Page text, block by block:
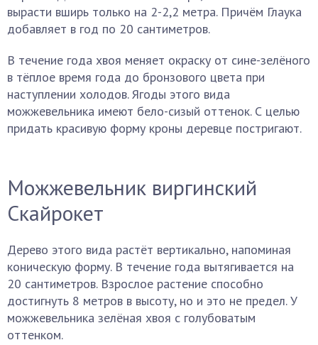
вырасти вширь только на 2-2,2 метра. Причём Глаука
добавляет в год по 20 сантиметров.
В течение года хвоя меняет окраску от сине-зелёного
в тёплое время года до бронзового цвета при
наступлении холодов. Ягоды этого вида
можжевельника имеют бело-сизый оттенок. С целью
придать красивую форму кроны деревце постригают.
Можжевельник виргинский
Скайрокет
Дерево этого вида растёт вертикально, напоминая
коническую форму. В течение года вытягивается на
20 сантиметров. Взрослое растение способно
достигнуть 8 метров в высоту, но и это не предел. У
можжевельника зелёная хвоя с голубоватым
оттенком.